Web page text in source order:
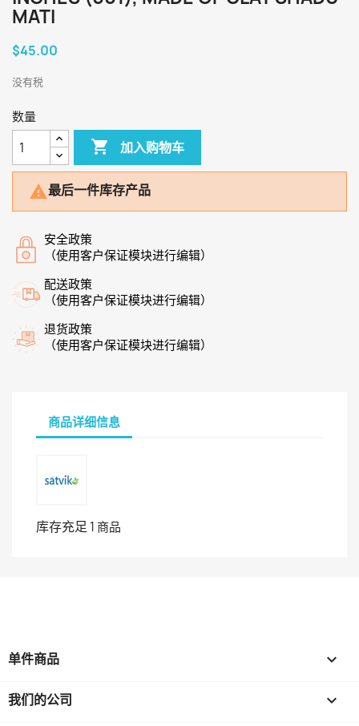
MATI
$45.00
没有税
数量
 加入购物车
最后一件库存产品
安全政策
（使用客户保证模块进行编辑）
配送政策
（使用客户保证模块进行编辑）
退货政策
（使用客户保证模块进行编辑）
商品详细信息
库存充足 1 商品
单件商品 
我们的公司 